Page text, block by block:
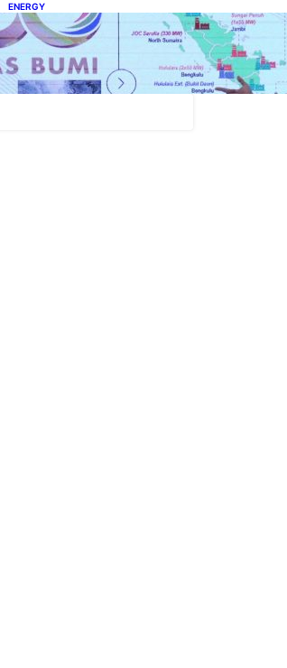
ENERGY
Momentum 100 Tahun
Panas Bumi untuk
Akselerasi Pertumbuhan